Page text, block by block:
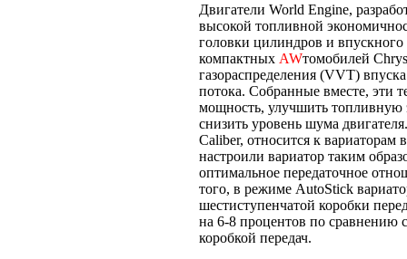
Двигатели World Engine,
высокой топливной
головки цилиндров и впускного
компактных AWтомобилей
газораспределения (VVT)
потока. Собранные вместе, эти
мощность, улучшить топливную
снизить уровень шума
Caliber, относится к
настроили вариатор таким
оптимальное передаточное
того, в режиме AutoStick
шестиступенчатой коробки
на 6-8 процентов по сравнению
коробкой передач.